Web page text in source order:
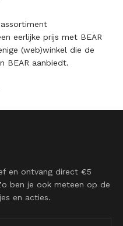
eerlijke prijs met BEAR
(web)winkel die de
BEAR aanbiedt.
en ontvang direct €5
ben je ook meteen op de
en acties.